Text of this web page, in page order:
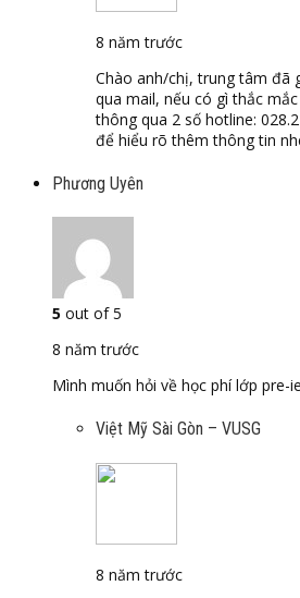
8 năm trước
Chào anh/chị, trung tâm đã
qua mail, nếu có gì thắc
thông qua 2 số hotline:
để hiểu rõ thêm thông tin
Phương Uyên
5 out of 5
8 năm trước
Mình muốn hỏi về học phí lớp pre-
Việt Mỹ Sài Gòn – VUSG
8 năm trước